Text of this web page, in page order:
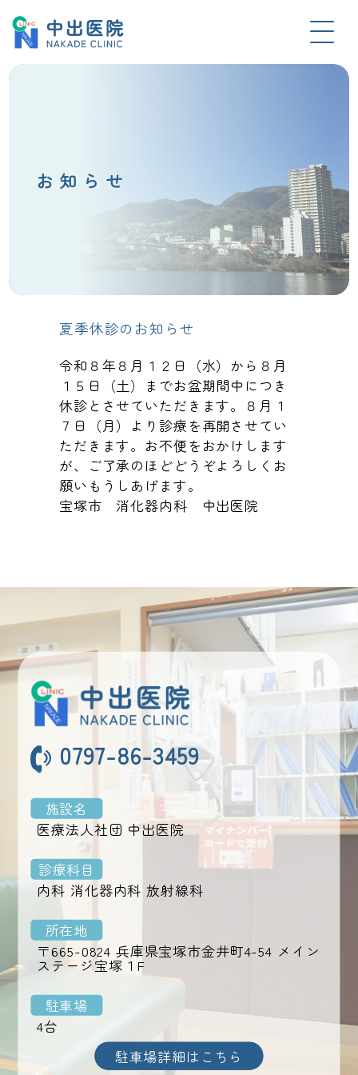
お知らせ
夏季休診のお知らせ
令和８年８月１２日（水）から８月
１５日（土）までお盆期間中につき
休診とさせていただきます。８月１
７日（月）より診療を再開させてい
ただきます。お不便をおかけします
が、ご了承のほどどうぞよろしくお
願いもうしあげます。
宝塚市 消化器内科 中出医院
0797-86-3459
施設名
医療法人社団 中出医院
診療科目
内科 消化器内科 放射線科
所在地
〒665-0824 兵庫県宝塚市金井町4-54 メイン
ステージ宝塚１F
駐車場
4台
駐車場詳細はこちら